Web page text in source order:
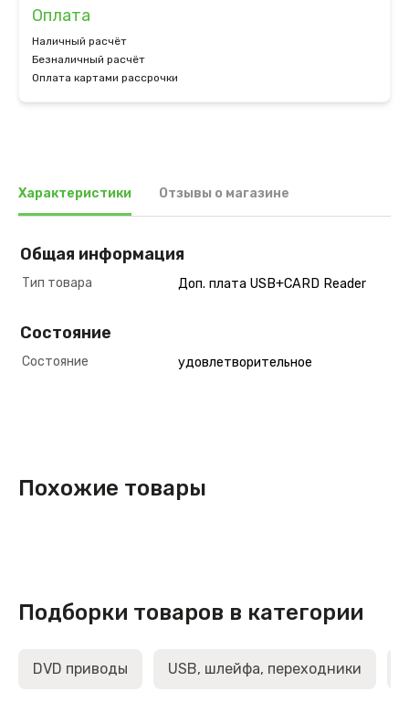
Оплата
Наличный расчёт
Безналичный расчёт
Оплата картами рассрочки
Характеристики Отзывы о магазине
Общая информация
Тип товара Доп. плата USB+CARD Reader
Состояние
Состояние удовлетворительное
Похожие товары
Подборки товаров в категории
DVD приводы USB, шлейфа, переходники